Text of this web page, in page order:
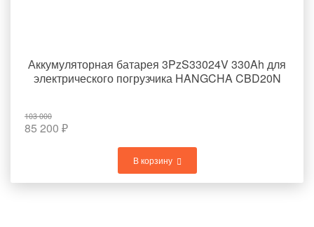
Аккумуляторная батарея 3PzS33024V 330Ah для
электрического погрузчика HANGCHA CBD20N
103 000
85 200 ₽
В корзину